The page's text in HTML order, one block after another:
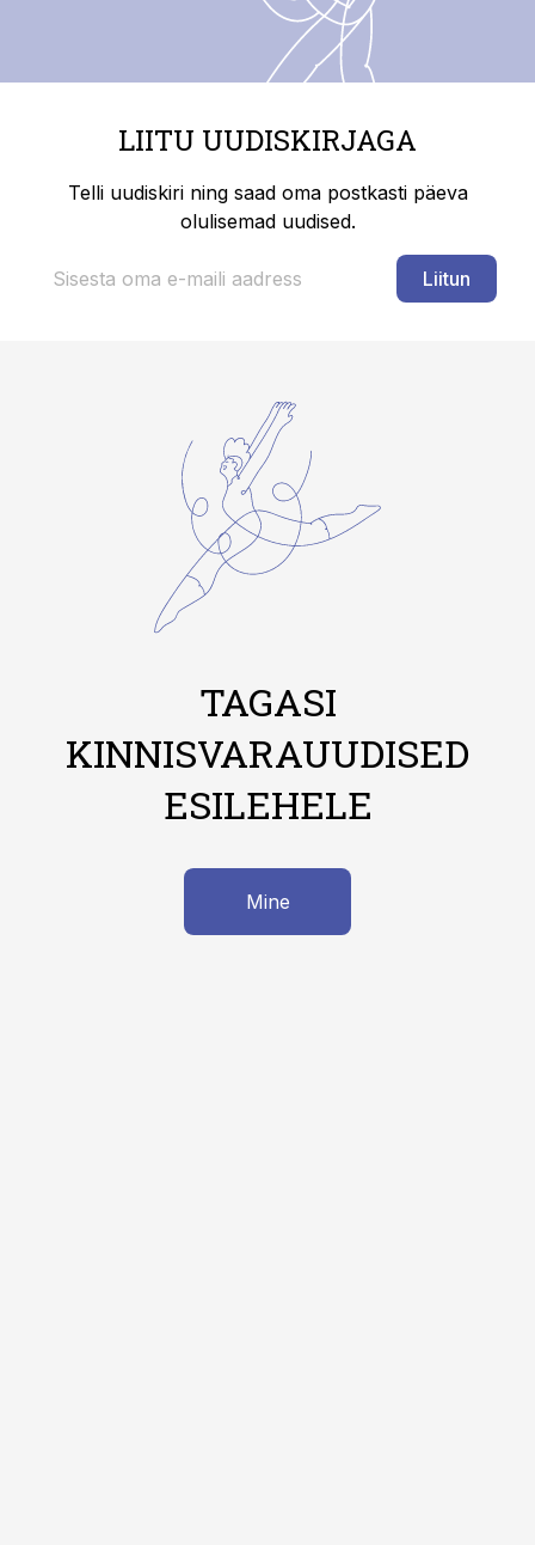
LIITU UUDISKIRJAGA
Telli uudiskiri ning saad oma postkasti päeva
olulisemad uudised.
Liitun
TAGASI
KINNISVARAUUDISED
ESILEHELE
Mine